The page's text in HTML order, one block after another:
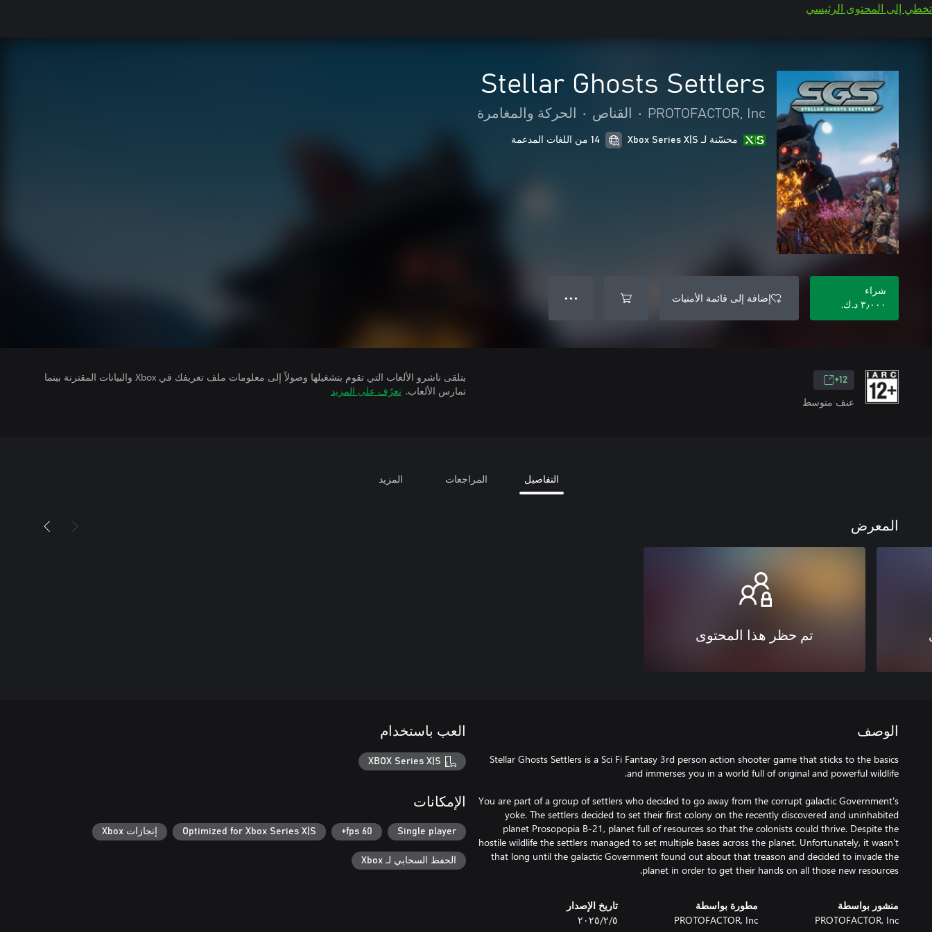
تخطي إلى المحتوى الرئيسي
Stellar Ghosts Settlers
PROTOFACTOR, Inc
• القناص • الحركة والمغامرة
محسّنة لـ Xbox Series X|S 14 من اللغات المدعمة
شراء
٣٫٠٠٠ د.ك.‏
إضافة إلى قائمة الأمنيات ● ● ●
12+
عنف متوسط
يتلقى ناشرو الألعاب التي تقوم بتشغيلها وصولاً إلى معلومات ملف تعريفك في Xbox والبيانات المقترنة بينما
تمارس الألعاب. تعرّف على المزيد
التفاصيل المراجعات المزيد
المعرض
تم حظر هذا المحتوى
الوصف
Stellar Ghosts Settlers is a Sci Fi Fantasy 3rd person action shooter game that sticks to the basics
You are part of a group of settlers who decided to go away from the corrupt galactic Government's
yoke. The settlers decided to set their first colony on the recently discovered and uninhabited
planet Prosopopia B-21, planet full of resources so that the colonists could thrive. Despite the
hostile wildlife the settlers managed to set multiple bases across the planet. Unfortunately, it wasn't
that long until the galactic Government found out about that treason and decided to invade the
planet in order to get their hands on all those new resources.
منشور بواسطة
PROTOFACTOR, Inc
مطورة بواسطة
PROTOFACTOR, Inc
تاريخ الإصدار
٥‏/٢‏/٢٠٢٥
العب باستخدام
XBOX Series X|S
الإمكانات
Single player
60 fps+
Optimized for Xbox Series X|S إنجازات Xbox
الحفظ السحابي لـ Xbox